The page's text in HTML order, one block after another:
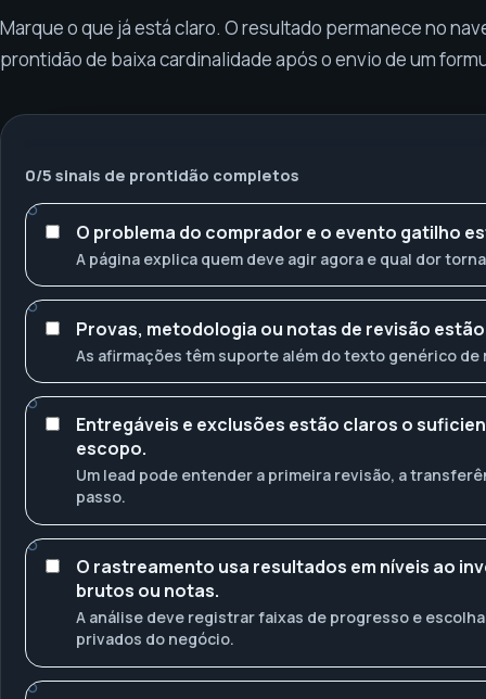
Marque o que já está claro. O resultado permanece no
prontidão de baixa cardinalidade após o envio de um
0/5 sinais de prontidão completos
O problema do comprador e o evento gatilho
A página explica quem deve agir agora e qual dor
Provas, metodologia ou notas de revisão
As afirmações têm suporte além do texto genérico de
Entregáveis e exclusões estão claros o
escopo.
Um lead pode entender a primeira revisão, a
passo.
O rastreamento usa resultados em níveis ao
brutos ou notas.
A análise deve registrar faixas de progresso e
privados do negócio.